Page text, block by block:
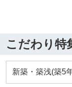
こだわり特
新築・築浅(築5